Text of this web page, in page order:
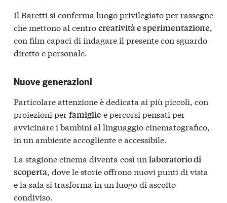
Il Baretti si conferma luogo privilegiato per rassegne
che mettono al centrocreatività e sperimentazione,
con film capaci di indagare il presente con sguardo
diretto e personale.
Nuove generazioni
Particolare attenzione è dedicata ai più piccoli, con
proiezioni perfamiglie e percorsi pensati per
avvicinare i bambini al linguaggio cinematografico,
in un ambiente accogliente e accessibile.
La stagione cinema diventa così un laboratorio di
scoperta, dove le storie offrono nuovi punti di vista
e la sala si trasforma in un luogo di ascolto
condiviso.